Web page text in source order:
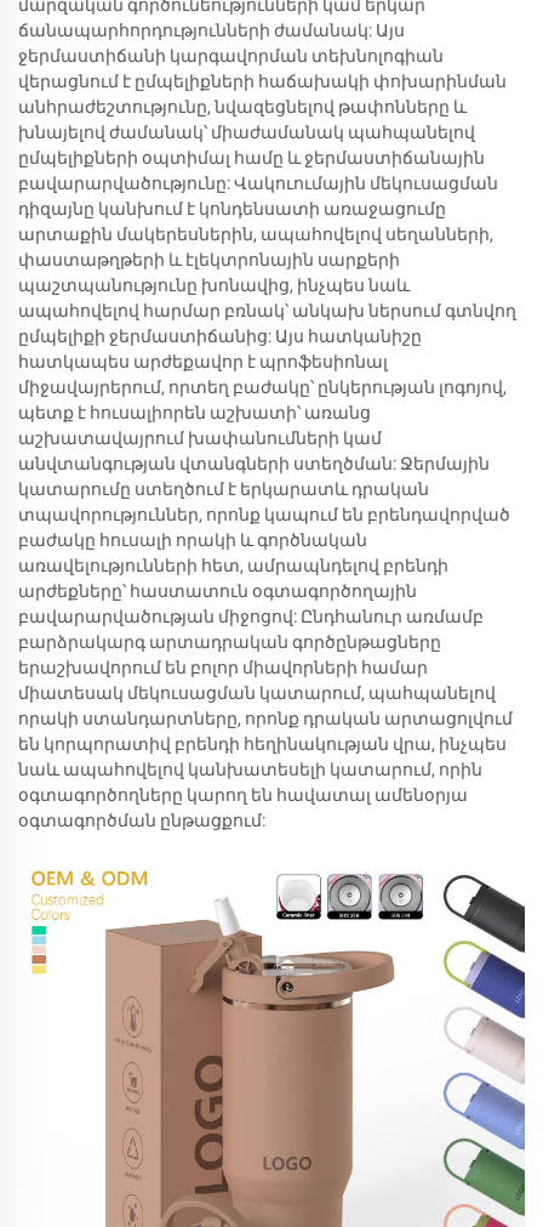
մարզական գործունեությունների կամ երկար
ճանապարհորդությունների ժամանակ: Այս
ջերմաստիճանի կարգավորման տեխնոլոգիան
վերացնում է ըմպելիքների հաճախակի փոխարինման
անհրաժեշտությունը, նվազեցնելով թափոնները և
խնայելով ժամանակ՝ միաժամանակ պահպանելով
ըմպելիքների օպտիմալ համը և ջերմաստիճանային
բավարարվածությունը: Վակուումային մեկուսացման
դիզայնը կանխում է կոնդենսատի առաջացումը
արտաքին մակերեսներին, ապահովելով սեղանների,
փաստաթղթերի և էլեկտրոնային սարքերի
պաշտպանությունը խոնավից, ինչպես նաև
ապահովելով հարմար բռնակ՝ անկախ ներսում գտնվող
ըմպելիքի ջերմաստիճանից: Այս հատկանիշը
հատկապես արժեքավոր է պրոֆեսիոնալ
միջավայրերում, որտեղ բաժակը՝ ընկերության լոգոյով,
պետք է հուսալիորեն աշխատի՝ առանց
աշխատավայրում խափանումների կամ
անվտանգության վտանգների ստեղծման: Ջերմային
կատարումը ստեղծում է երկարատև դրական
տպավորություններ, որոնք կապում են բրենդավորված
բաժակը հուսալի որակի և գործնական
առավելությունների հետ, ամրապնդելով բրենդի
արժեքները՝ հաստատուն օգտագործողային
բավարարվածության միջոցով: Ընդհանուր առմամբ
բարձրակարգ արտադրական գործընթացները
երաշխավորում են բոլոր միավորների համար
միատեսակ մեկուսացման կատարում, պահպանելով
որակի ստանդարտները, որոնք դրական արտացոլվում
են կորպորատիվ բրենդի հեղինակության վրա, ինչպես
նաև ապահովելով կանխատեսելի կատարում, որին
օգտագործողները կարող են հավատալ ամենօրյա
օգտագործման ընթացքում: